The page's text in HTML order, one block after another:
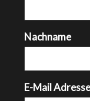
Nachname
E-Mail